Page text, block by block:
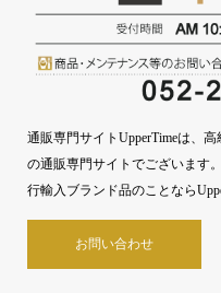
通販専門サイトUpperTimeは、
の通販専門サイトでございます
行輸入ブランド品のことなら
お問い合わせ